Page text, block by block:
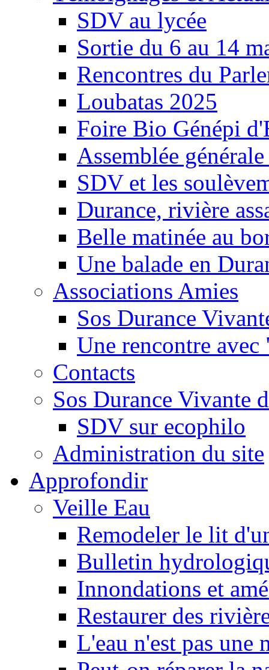
SDV au lycée
Sortie du 6 au 14
Rencontres du
Loubatas 2025
Foire Bio Génépi
Assemblée
SDV et les
Durance, rivière
Belle matinée au
Une balade en
Associations Amies
Sos Durance
Une rencontre
Contacts
Sos Durance Vivante
SDV sur ecophilo
Administration du site
Approfondir
Veille Eau
Remodeler le lit
Bulletin
Innondations et
Restaurer des
L'eau n'est pas une